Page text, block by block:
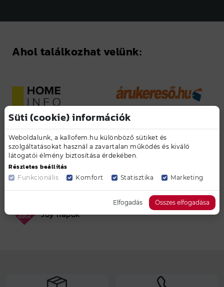
Ahol találkozhat velünk:
Pinterest Facebook
Joy napok
Süti (cookie) információk
Weboldalunk, a kallofem.hu különböző sütiket és
szolgáltatásokat használ a zavartalan működés és kiváló
látogatói élmény biztosítása érdekében.
Részletes beállítás
Funkcionális Komfort Statisztika Marketing
Elfogadás Összes elfogadása